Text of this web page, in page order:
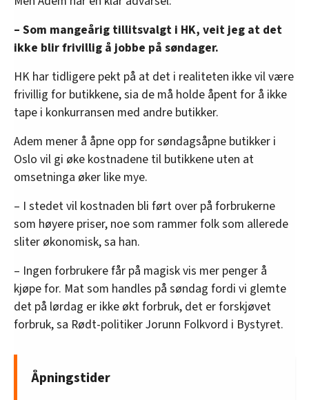
– Som mangeårig tillitsvalgt i HK, veit jeg at det
ikke blir frivillig å jobbe på søndager.
HK har tidligere pekt på at det i realiteten ikke vil være
frivillig for butikkene, sia de må holde åpent for å ikke
tape i konkurransen med andre butikker.
Adem mener å åpne opp for søndagsåpne butikker i
Oslo vil gi øke kostnadene til butikkene uten at
omsetninga øker like mye.
– I stedet vil kostnaden bli ført over på forbrukerne
som høyere priser, noe som rammer folk som allerede
sliter økonomisk, sa han.
– Ingen forbrukere får på magisk vis mer penger å
kjøpe for. Mat som handles på søndag fordi vi glemte
det på lørdag er ikke økt forbruk, det er forskjøvet
forbruk, sa Rødt-politiker Jorunn Folkvord i Bystyret.
Åpningstider